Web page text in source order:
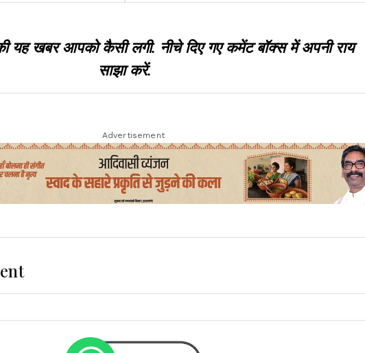
यह खबर आपको कैसी लगी. नीचे दिए गए कमेंट बॉक्स में अपनी राय
साझा करें.
Advertisement